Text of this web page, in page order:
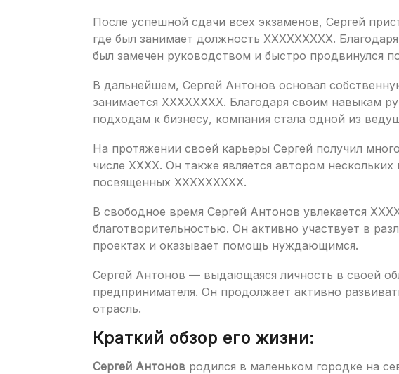
После успешной сдачи всех экзаменов, Сергей
где был занимает должность XXXXXXXXX.
был замечен руководством и быстро продвинулся
В дальнейшем, Сергей Антонов основал
занимается XXXXXXXX. Благодаря своим навыкам
подходам к бизнесу, компания стала одной из
На протяжении своей карьеры Сергей получил
числе XXXX. Он также является автором
посвященных XXXXXXXXX.
В свободное время Сергей Антонов увлекается
благотворительностью. Он активно участвует в
проектах и оказывает помощь нуждающимся.
Сергей Антонов — выдающаяся личность в своей
предпринимателя. Он продолжает активно
отрасль.
Краткий обзор его жизни:
Сергей Антонов родился в маленьком городке на